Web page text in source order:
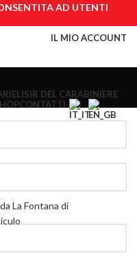
AD UTENTI
IL MIO ACCOUNT
ELISIR DEL CARABINIERE
CONTATTI